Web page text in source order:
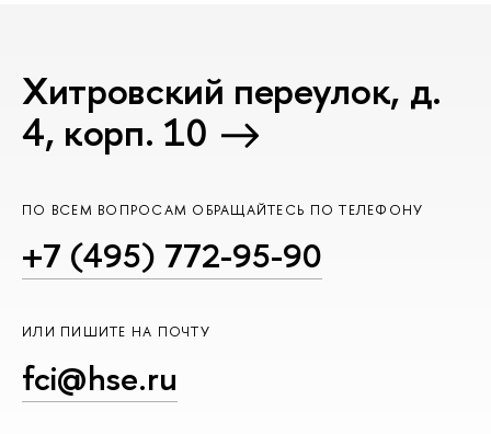
Хитровский переулок, д.
4, корп. 10
ПО ВСЕМ ВОПРОСАМ ОБРАЩАЙТЕСЬ ПО ТЕЛЕФОНУ
+7 (495) 772-95-90
ИЛИ ПИШИТЕ НА ПОЧТУ
fci@hse.ru